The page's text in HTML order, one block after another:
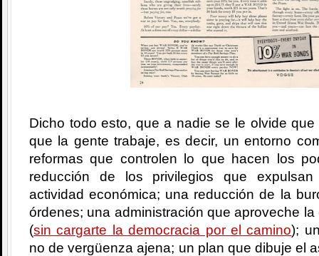
Dicho todo esto, que a nadie se le olvide
que la gente trabaje, es decir, un entorno
reformas que controlen lo que hacen los
reducción de los privilegios que
actividad económica; una reducción de la
órdenes; una administración que aproveche
(sin cargarte la democracia por el camino);
no de vergüenza ajena; un plan que dibuje el